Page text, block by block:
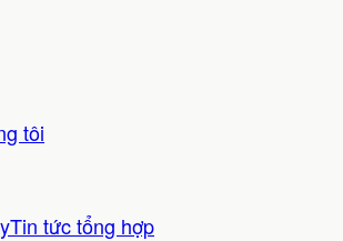
tôi
Tin tức tổng hợp